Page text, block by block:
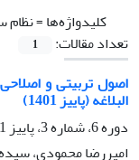
کلیدواژه‌ها =
تعداد مقالات:
1
اصول تربیتی و
البلاغه (پاییز 1401)
دوره 6، شماره 3، پاییز 1401
امیررضا محمودی،